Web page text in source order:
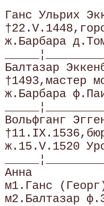
Ганс Ульрих
ж.Барбара
Балтазар
Анна
м1.Ганс
м2.Балтазар